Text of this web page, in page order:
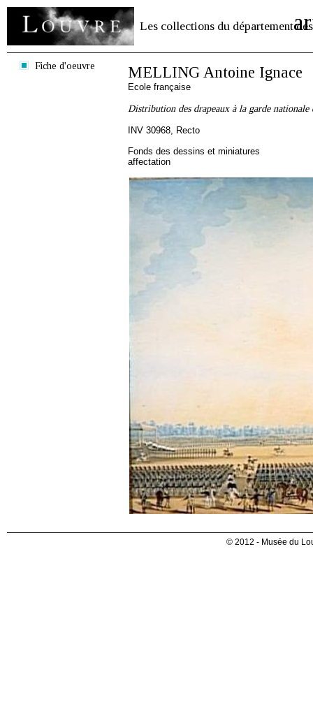
Les collections du département des
Fiche d'oeuvre MELLING Antoine Ignace
Ecole française
Distribution des drapeaux à la garde nationale
INV 30968, Recto
Fonds des dessins et miniatures
affectation
© 2012 - Musée du